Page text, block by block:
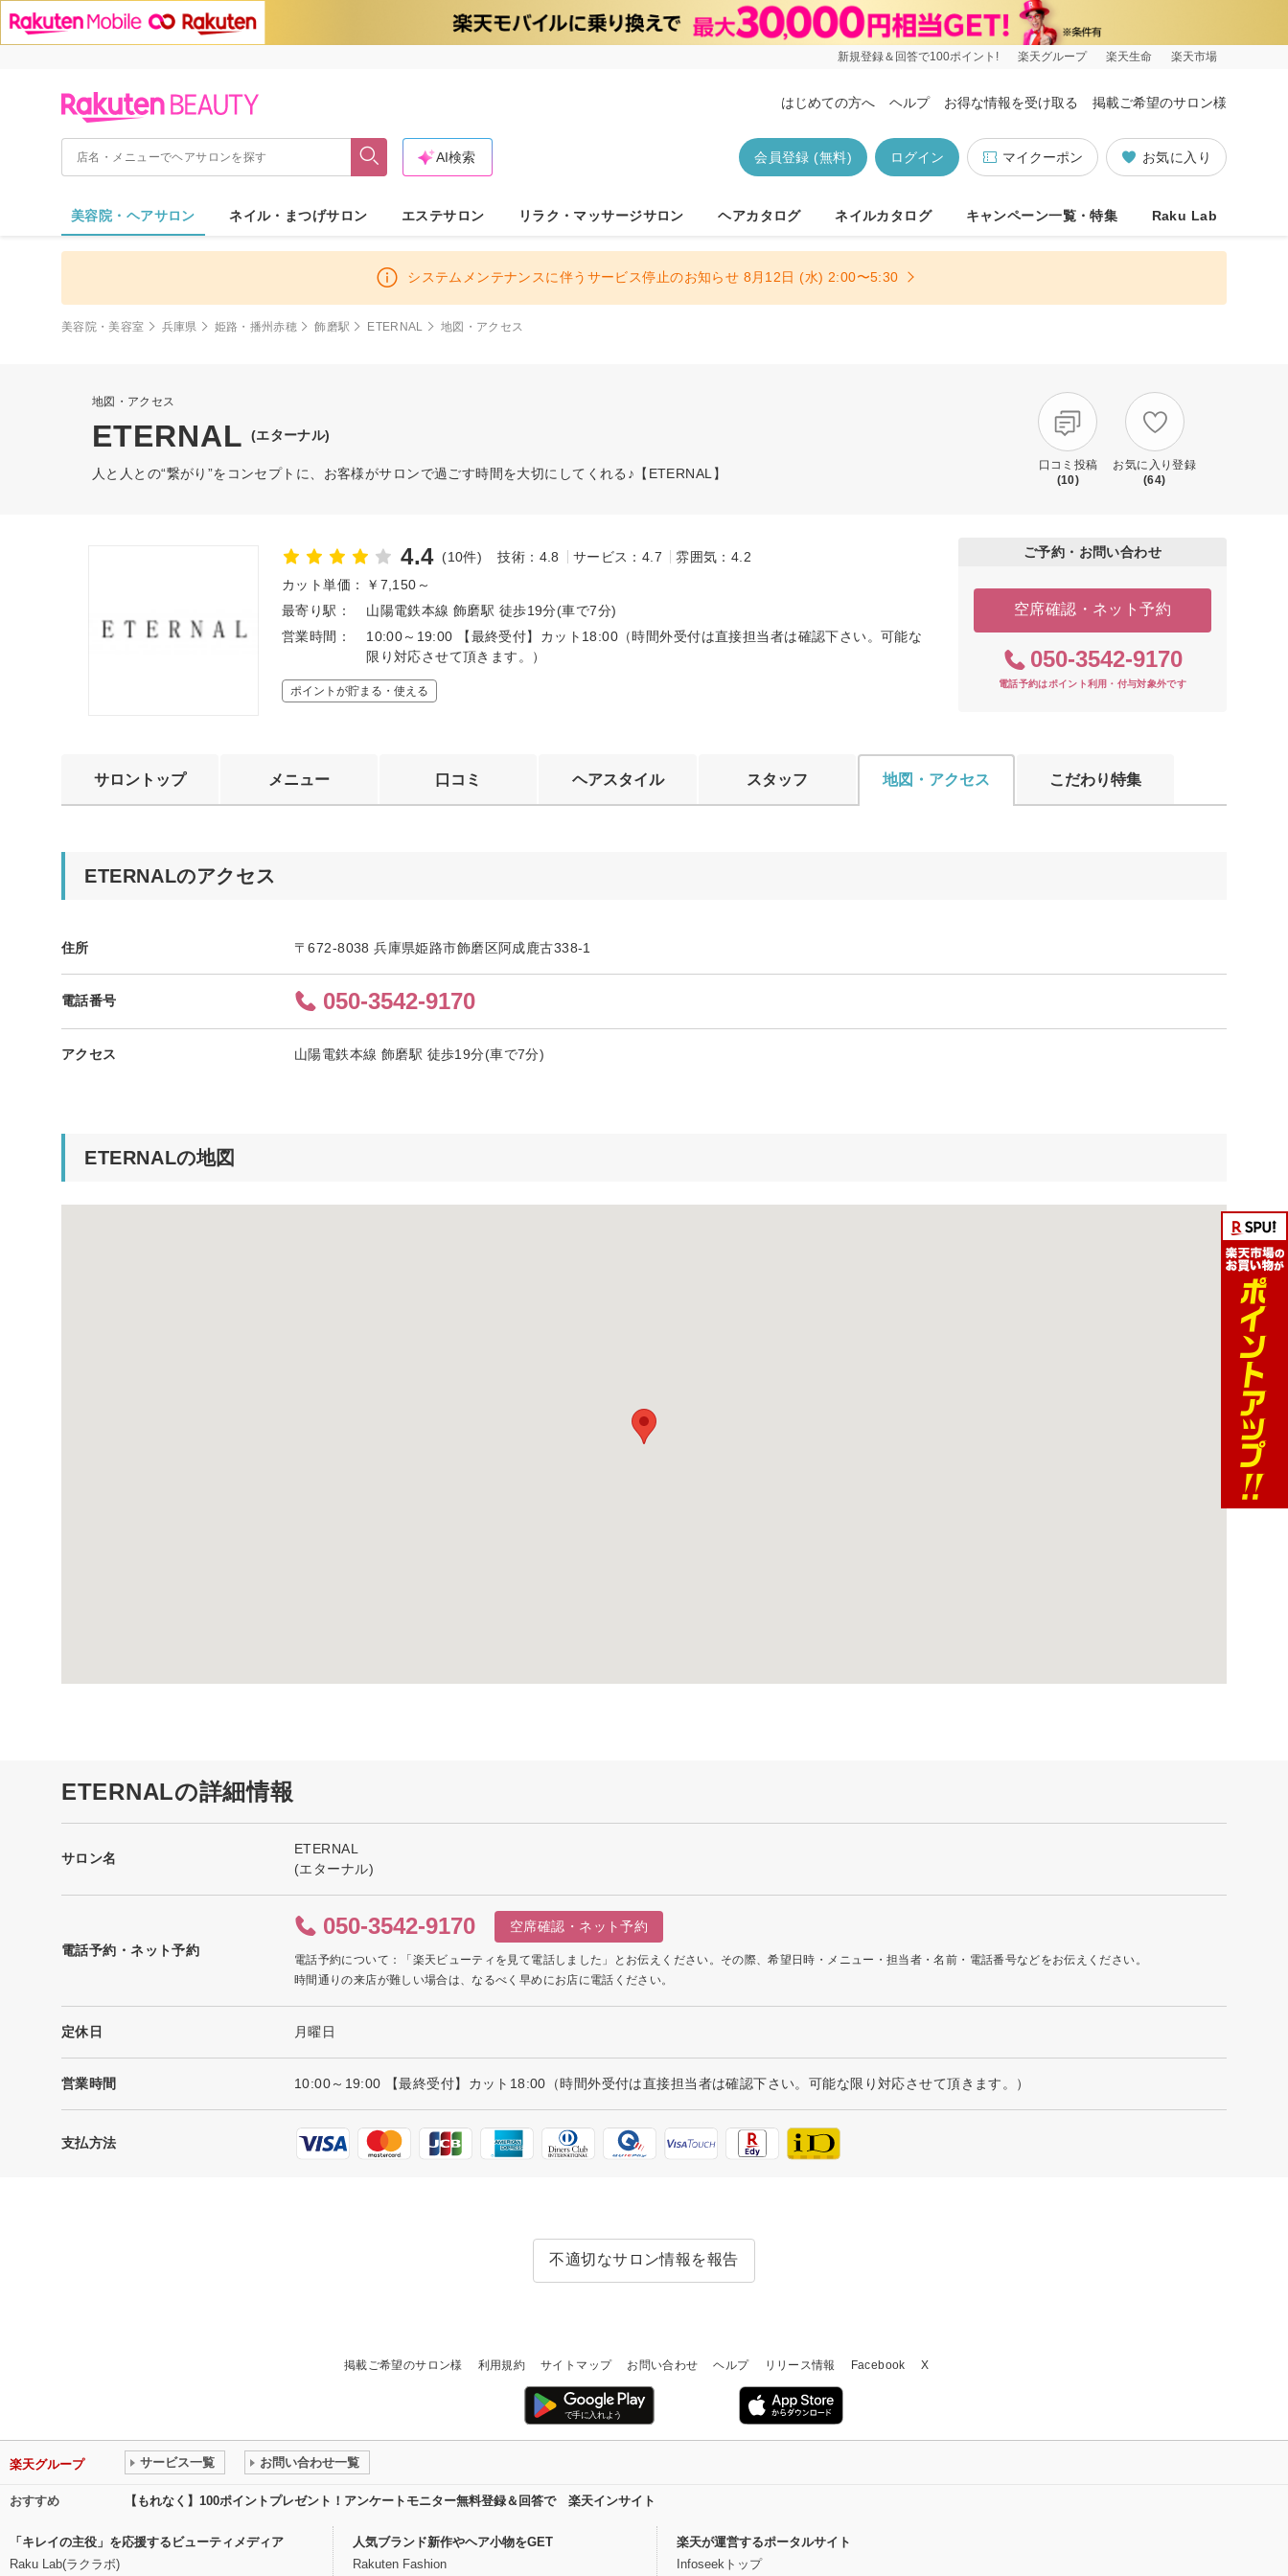
新規登録＆回答で100ポイント! 楽天グループ 楽天生命 楽天市場
はじめての方へ ヘルプ お得な情報を受け取る 掲載ご希望のサロン様
お気に入り
マイクーポン
ログイン
会員登録 (無料)
AI検索
美容院・ヘアサロン ネイル・まつげサロン エステサロン リラク・マッサージサロン ヘアカタログ ネイルカタログ キャンペーン一覧・特集 Raku Lab
システムメンテナンスに伴うサービス停止のお知らせ 8月12日 (水) 2:00〜5:30
美容院・美容室 兵庫県 姫路・播州赤穂 飾磨駅 ETERNAL 地図・アクセス
地図・アクセス
ETERNAL (エターナル)
人と人との“繋がり”をコンセプトに、お客様がサロンで過ごす時間を大切にしてくれる♪【ETERNAL】
口コミ投稿
(10)
お気に入り登録
(64)
4.4 (10件) 技術：4.8 サービス：4.7
雰囲気：4.2
カット単価：
￥7,150～
最寄り駅：
山陽電鉄本線 飾磨駅 徒歩19分(車で7分)
営業時間：
10:00～19:00 【最終受付】カット18:00（時間外受付は直接担当者は確認下さい。可能な
限り対応させて頂きます。）
ポイントが貯まる・使える
ご予約・お問い合わせ
空席確認・ネット予約
050-3542-9170
電話予約はポイント利用・付与対象外です
サロントップ メニュー 口コミ ヘアスタイル スタッフ 地図・アクセス こだわり特集
ETERNALのアクセス
住所 〒672-8038 兵庫県姫路市飾磨区阿成鹿古338-1
電話番号 050-3542-9170
アクセス 山陽電鉄本線 飾磨駅 徒歩19分(車で7分)
ETERNALの地図
ETERNALの詳細情報
サロン名
ETERNAL
(エターナル)
電話予約・ネット予約
050-3542-9170 空席確認・ネット予約
電話予約について：「楽天ビューティを見て電話しました」とお伝えください。その際、希望日時・メニュー・担当者・名前・電話番号などをお伝えください。
時間通りの来店が難しい場合は、なるべく早めにお店に電話ください。
定休日 月曜日
営業時間 10:00～19:00 【最終受付】カット18:00（時間外受付は直接担当者は確認下さい。可能な限り対応させて頂きます。）
支払方法
不適切なサロン情報を報告
掲載ご希望のサロン様 利用規約 サイトマップ お問い合わせ ヘルプ リリース情報 Facebook X
楽天グループ サービス一覧 お問い合わせ一覧
おすすめ 【もれなく】100ポイントプレゼント！アンケートモニター無料登録＆回答で 楽天インサイト
「キレイの主役」を応援するビューティメディア
Raku Lab(ラクラボ)
人気ブランド新作やヘア小物をGET
Rakuten Fashion
楽天が運営するポータルサイト
Infoseekトップ